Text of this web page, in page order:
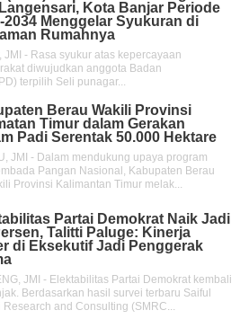
Kota Banjar Periode
2034 Menggelar Syukuran di
Rumahnya
JMI - Rasa syukur atas kepercayaan
diwujudkan anggota Badan
terpilih Seli punagar...
Berau Wakili Provinsi
Timur dalam Gerakan
Padi Serentak 50.000 Hektare
JMI - Dalam mendukung upaya program
Pangan Nasional, Kabupaten Berau
Provinsi Kalimantan Timur melak...
Partai Demokrat Naik Jadi
Talitti Paluge: Kinerja
di Eksekutif Jadi Penggerak
JMI - Elektabilitas Partai Demokrat kembali
Berdasarkan hasil survei terbaru Saiful
Research and Consulting (SMRC...